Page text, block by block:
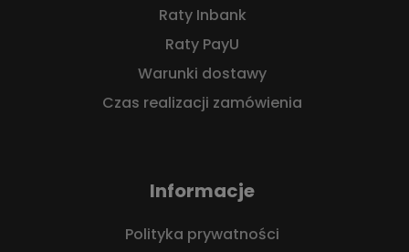
Raty Inbank
Raty PayU
Warunki dostawy
Czas realizacji zamówienia
Informacje
Polityka prywatności